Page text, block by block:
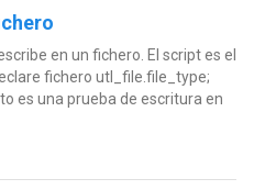
en un fichero. El script es el
fichero utl_file.file_type;
es una prueba de escritura en